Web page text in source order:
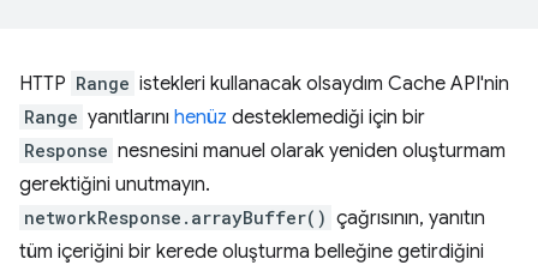
HTTP Range istekleri kullanacak olsaydım Cache API'nin
Range yanıtlarını henüz desteklemediği için bir
Response nesnesini manuel olarak yeniden oluşturmam
gerektiğini unutmayın.
networkResponse.arrayBuffer() çağrısının, yanıtın
tüm içeriğini bir kerede oluşturma belleğine getirdiğini